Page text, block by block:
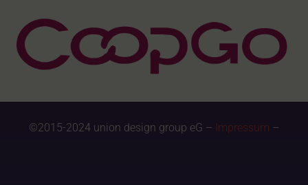
©2015-2024 union design group eG – Impressum –